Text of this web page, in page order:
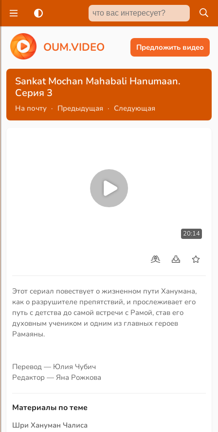
OUM.VIDEO Предложить видео
Sankat Mochan Mahabali Hanumaan.
Серия 3
На почту · Предыдущая · Следующая
20:14
Этот сериал повествует о жизненном пути Ханумана,
как о разрушителе препятствий, и прослеживает его
путь с детства до самой встречи с Рамой, став его
духовным учеником и одним из главных героев
Рамаяны.
Перевод — Юлия Чубич
Редактор — Яна Рожкова
Материалы по теме
Шри Хануман Чалиса